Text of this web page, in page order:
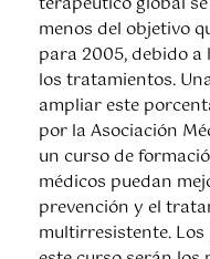
menos del objetivo
para 2005, debido
los tratamientos.
ampliar este
por la Asociación
un curso de
médicos puedan
prevención y el
multirresistente.